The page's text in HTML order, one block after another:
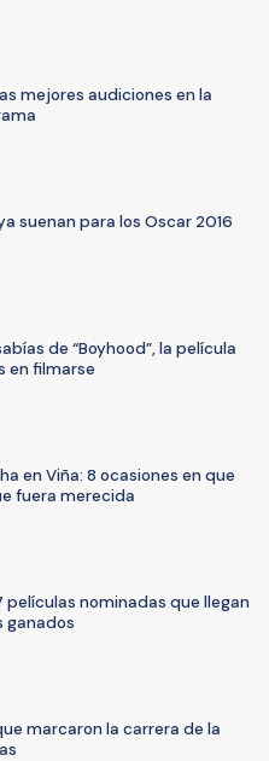
mejores audiciones en la
suenan para los Oscar 2016
de “Boyhood”, la película
en filmarse
en Viña: 8 ocasiones en que
fuera merecida
películas nominadas que llegan
ganados
marcaron la carrera de la